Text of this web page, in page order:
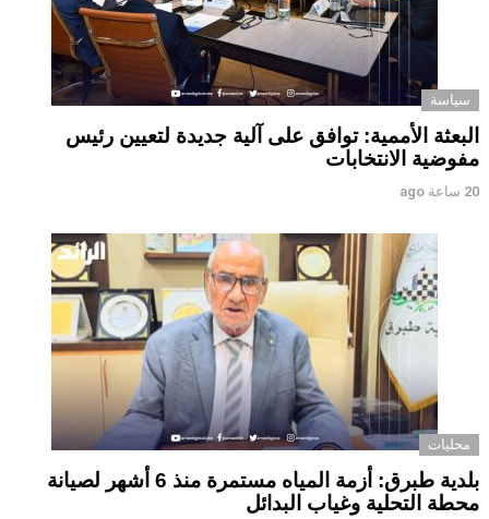
سياسة
البعثة الأممية: توافق على آلية جديدة لتعيين رئيس
مفوضية الانتخابات
20 ساعة ago
محليات
بلدية طبرق: أزمة المياه مستمرة منذ 6 أشهر لصيانة
محطة التحلية وغياب البدائل ‏ ‏